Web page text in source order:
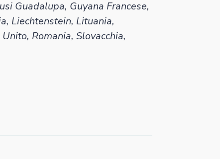
Guadalupa, Guyana Francese,
Liechtenstein, Lituania,
Romania, Slovacchia,